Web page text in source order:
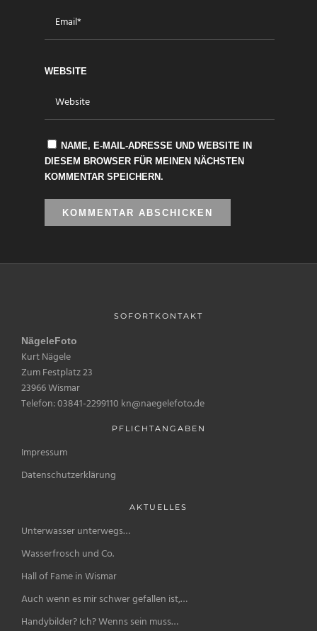
WEBSITE
NAME, E-MAIL-ADRESSE UND WEBSITE IN
DIESEM BROWSER FÜR MEINEN NÄCHSTEN
KOMMENTAR SPEICHERN.
SOFORTKONTAKT
NägeleFoto
Kurt Nägele
Zum Festplatz 23
23966 Wismar
Telefon: 03841-2299110 kn@naegelefoto.de
PFLICHTANGABEN
Impressum
Datenschutzerklärung
AKTUELLES
Unterwasser unterwegs…
Wasserfrosch und Co.
Hall of Fame in Wismar
Auch wenn es mir schwer gefallen ist,…
Handybilder? Ich? Wenns sein muss…